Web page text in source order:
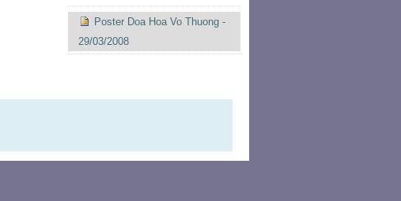
Poster Doa Hoa Vo Thuong -
29/03/2008